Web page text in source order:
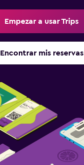
Empezar a usar Trips
Encontrar mis reservas